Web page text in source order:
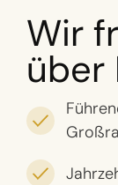
Wir
über